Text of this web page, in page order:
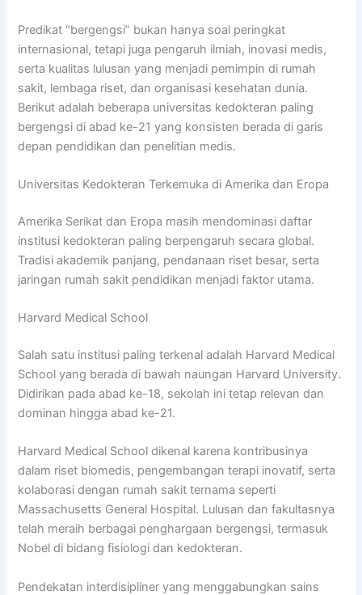
Predikat “bergengsi” bukan hanya soal peringkat
internasional, tetapi juga pengaruh ilmiah, inovasi medis,
serta kualitas lulusan yang menjadi pemimpin di rumah
sakit, lembaga riset, dan organisasi kesehatan dunia.
Berikut adalah beberapa universitas kedokteran paling
bergengsi di abad ke-21 yang konsisten berada di garis
depan pendidikan dan penelitian medis.
Universitas Kedokteran Terkemuka di Amerika dan Eropa
Amerika Serikat dan Eropa masih mendominasi daftar
institusi kedokteran paling berpengaruh secara global.
Tradisi akademik panjang, pendanaan riset besar, serta
jaringan rumah sakit pendidikan menjadi faktor utama.
Harvard Medical School
Salah satu institusi paling terkenal adalah Harvard Medical
School yang berada di bawah naungan Harvard University.
Didirikan pada abad ke-18, sekolah ini tetap relevan dan
dominan hingga abad ke-21.
Harvard Medical School dikenal karena kontribusinya
dalam riset biomedis, pengembangan terapi inovatif, serta
kolaborasi dengan rumah sakit ternama seperti
Massachusetts General Hospital. Lulusan dan fakultasnya
telah meraih berbagai penghargaan bergengsi, termasuk
Nobel di bidang fisiologi dan kedokteran.
Pendekatan interdisipliner yang menggabungkan sains